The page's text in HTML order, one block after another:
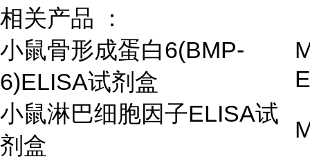
相关产品 ：
小鼠骨形成蛋白6(BMP-
6)ELISA试剂盒
小鼠淋巴细胞因子ELISA试
剂盒